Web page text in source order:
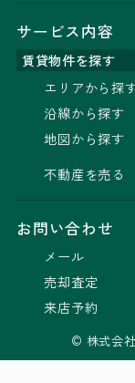
サービス内容
賃貸物件を探す
エリアから探
沿線から探す
地図から探す
不動産を売る
お問い合わせ
メール
売却査定
来店予約
© 株式会